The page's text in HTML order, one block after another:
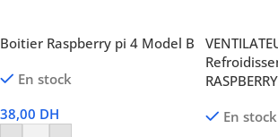
Boitier Raspberry pi 4 Model B
En stock
38,00 DH
En stock